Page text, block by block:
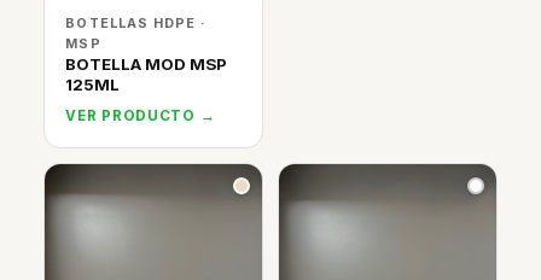
BOTELLAS HDPE ·
MSP
BOTELLA MOD MSP
125ML
VER PRODUCTO →